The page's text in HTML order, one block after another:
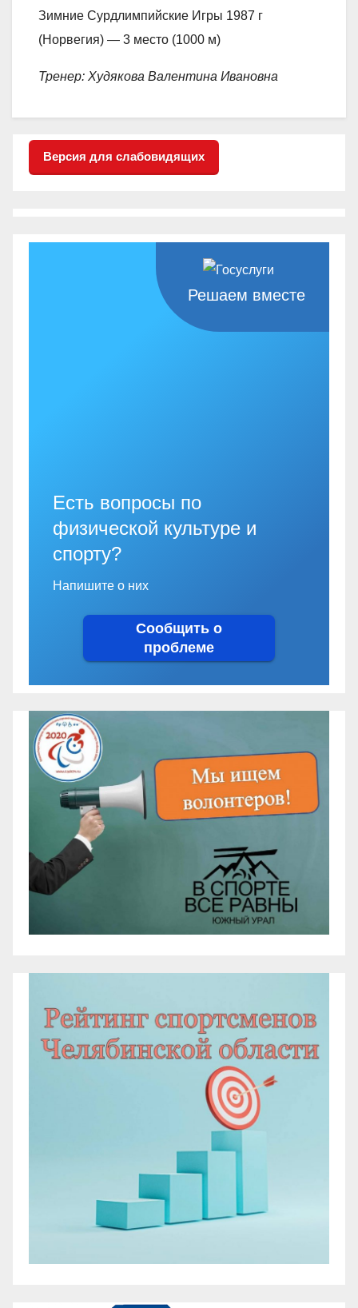
Зимние Сурдлимпийские Игры 1987 г
(Норвегия) — 3 место (1000 м)
Тренер: Худякова Валентина Ивановна
Версия для слабовидящих
Решаем вместе
Есть вопросы по
физической культуре и
спорту?
Напишите о них
Сообщить о
проблеме